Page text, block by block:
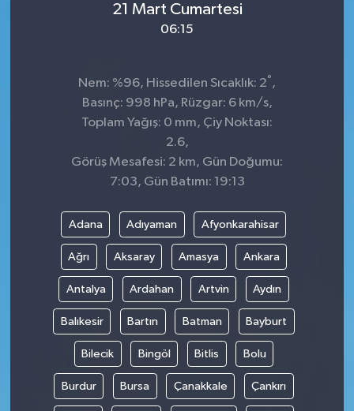
21 Mart Cumartesi
06:15
Nem: %96, Hissedilen Sıcaklık: 2° ,
Basınç: 998 hPa, Rüzgar: 6 km/s,
Toplam Yağış: 0 mm, Çiy Noktası:
2.6,
Görüş Mesafesi: 2 km, Gün Doğumu:
7:03, Gün Batımı: 19:13
Adana Adıyaman Afyonkarahisar
Ağrı Aksaray Amasya Ankara
Antalya Ardahan Artvin Aydın
Balıkesir Bartın Batman Bayburt
Bilecik Bingöl Bitlis Bolu
Burdur Bursa Çanakkale Çankırı